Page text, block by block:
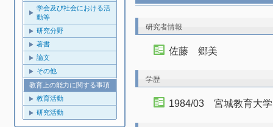
学会及び社会における活
動等
研究分野
著書
論文
その他
教育上の能力に関する事項
教育活動
研究活動
研究者情報
佐藤 郷美
学歴
1984/03 宮城教育大